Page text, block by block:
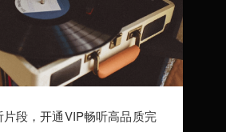
片段，开通VIP畅听高品质完